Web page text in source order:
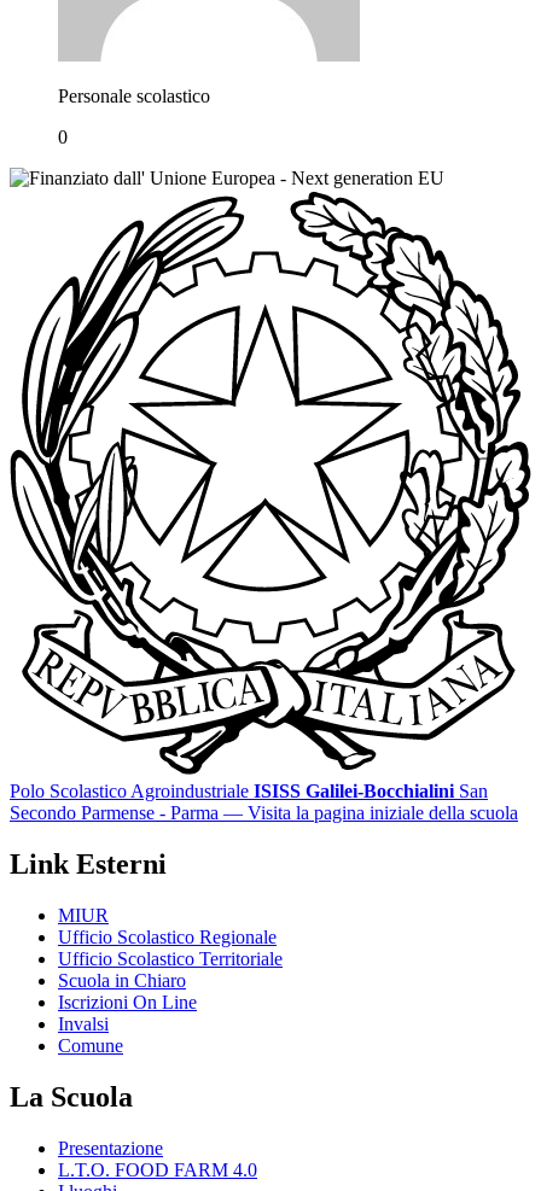
Personale scolastico
0
Polo Scolastico Agroindustriale ISISS Galilei-Bocchialini San
Secondo Parmense - Parma — Visita la pagina iniziale della scuola
Link Esterni
MIUR
Ufficio Scolastico Regionale
Ufficio Scolastico Territoriale
Scuola in Chiaro
Iscrizioni On Line
Invalsi
Comune
La Scuola
Presentazione
L.T.O. FOOD FARM 4.0